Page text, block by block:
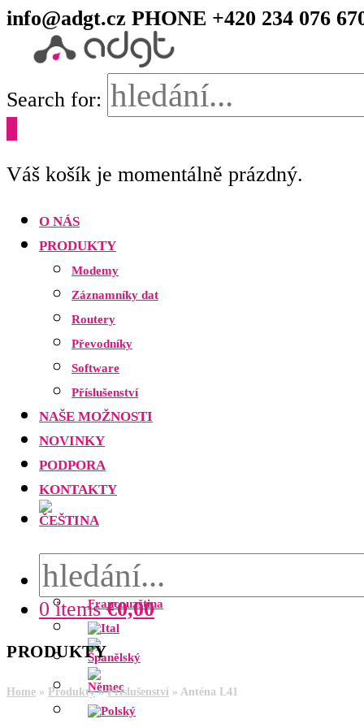
info@adgt.cz PHONE +420 234 076
Search for:
Váš košík je momentálně prázdný.
O NÁS
PRODUKTY
Modemy
Záznamníky dat
Routery
Převodníky
Software
Příslušenství
NAŠE MOŽNOSTI
NOVINKY
PODPORA
KONTAKTY
0 items€0,00
PRODUKTY
Home » Produkty»Příslušenství » Anténa L41